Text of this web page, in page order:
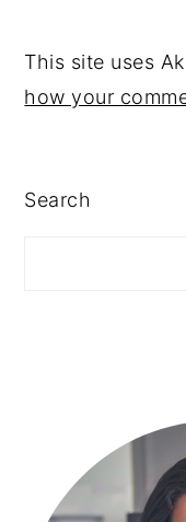
This site uses
how your
PRIMARY
Search